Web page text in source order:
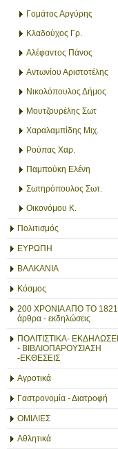
Γομάτος Αργύρης
Κλαδούχος Γρ.
Αλέφαντος Πάνος
Αντωνίου Αριστοτέλης
Νικολόπουλος Δήμος
Μουτζουρέλης Σωτ
Χαραλαμπίδης Μιχ.
Ρούπας Χαρ.
Παμπούκη Ελένη
Σωτηρόπουλος Σωτ.
Οικονόμου Κ.
Πολιτισμός
ΕΥΡΩΠΗ
ΒΑΛΚΑΝΙΑ
Κόσμος
200 ΧΡΟΝΙΑ ΑΠΟ ΤΟ
άρθρα - εκδηλώσεις
ΠΟΛΙΤΙΣΤΙΚΑ-
- ΒΙΒΛΙΟΠΑΡΟΥΣΙΑΣΗ
-ΕΚΘΕΣΕΙΣ
Αγροτικά
Γαστρονομία - Διατροφή
ΟΜΙΛΙΕΣ
Αθλητικά